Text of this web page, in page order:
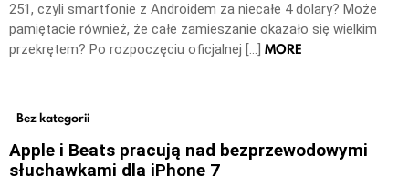
251, czyli smartfonie z Androidem za niecałe 4 dolary? Może
pamiętacie również, że całe zamieszanie okazało się wielkim
przekrętem? Po rozpoczęciu oficjalnej […] MORE
Bez kategorii
Apple i Beats pracują nad bezprzewodowymi
słuchawkami dla iPhone 7